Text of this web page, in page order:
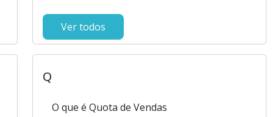
Ver todos
Q
O que é Quota de Vendas